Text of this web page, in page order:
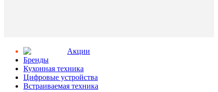
Aкции
Бренды
Кухонная техника
Цифровые устройства
Встраиваемая техника